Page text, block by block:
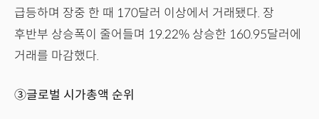
급등하며 장중 한 때 170달러 이상에서 거래됐다. 장
후반부 상승폭이 줄어들며 19.22% 상승한 160.95달러에
거래를 마감했다.
③글로벌 시가총액 순위